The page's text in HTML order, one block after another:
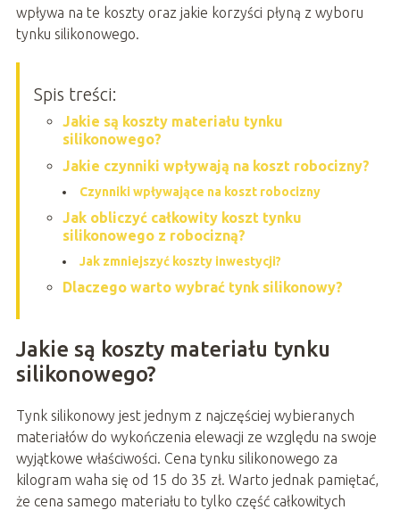
wpływa na te koszty oraz jakie korzyści płyną z wyboru
tynku silikonowego.
Spis treści:
Jakie są koszty materiału tynku
silikonowego?
Jakie czynniki wpływają na koszt robocizny?
Czynniki wpływające na koszt robocizny
Jak obliczyć całkowity koszt tynku
silikonowego z robocizną?
Jak zmniejszyć koszty inwestycji?
Dlaczego warto wybrać tynk silikonowy?
Jakie są koszty materiału tynku
silikonowego?
Tynk silikonowy jest jednym z najczęściej wybieranych
materiałów do wykończenia elewacji ze względu na swoje
wyjątkowe właściwości. Cena tynku silikonowego za
kilogram waha się od 15 do 35 zł. Warto jednak pamiętać,
że cena samego materiału to tylko część całkowitych